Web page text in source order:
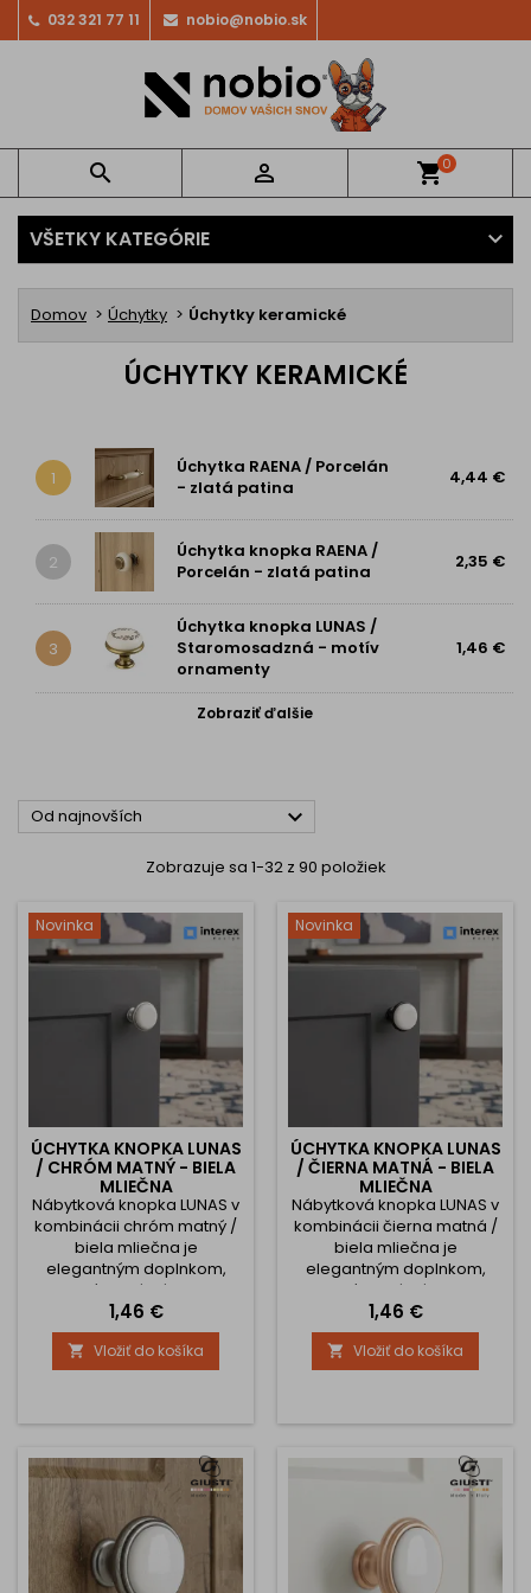
032 321 77 11 nobio@nobio.sk
  shopping_cart0
VŠETKY KATEGÓRIE
Domov Úchytky Úchytky keramické
ÚCHYTKY KERAMICKÉ
1
Úchytka RAENA / Porcelán
- zlatá patina
4,44 €
2
Úchytka knopka RAENA /
Porcelán - zlatá patina
2,35 €
3
Úchytka knopka LUNAS /
Staromosadzná - motív
ornamenty
1,46 €
Zobraziť ďalšie
Od najnovších 
Zobrazuje sa 1-32 z 90 položiek
Novinka
ÚCHYTKA KNOPKA LUNAS
/ CHRÓM MATNÝ - BIELA
MLIEČNA
Nábytková knopka LUNAS v
kombinácii chróm matný /
biela mliečna je
elegantným doplnkom,
ktorý dodá nábytku
nadčasový a štýlový
vzhľad. Jemná mliečno
biela keramická vrchná
časť v spojení s
základňou v chrómovom
harmonický dizajn, ktorý sa
hodí do klasických,
rustikálnych, vintage aj
provensálskych interiérov.
Vďaka...
Cena
1,46 €
 Vložiť do košíka
Novinka
ÚCHYTKA KNOPKA LUNAS
/ ČIERNA MATNÁ - BIELA
MLIEČNA
Nábytková knopka LUNAS v
kombinácii čierna matná /
biela mliečna je
elegantným doplnkom,
ktorý dodá nábytku
nadčasový a štýlový
vzhľad. Jemná mliečno
biela keramická vrchná
časť v spojení s
základňou v čiernom
harmonický dizajn, ktorý sa
hodí do klasických,
rustikálnych, vintage aj
provensálskych interiérov....
Cena
1,46 €
 Vložiť do košíka